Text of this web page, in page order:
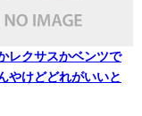
レクサスかベンツで
やけどどれがいいと